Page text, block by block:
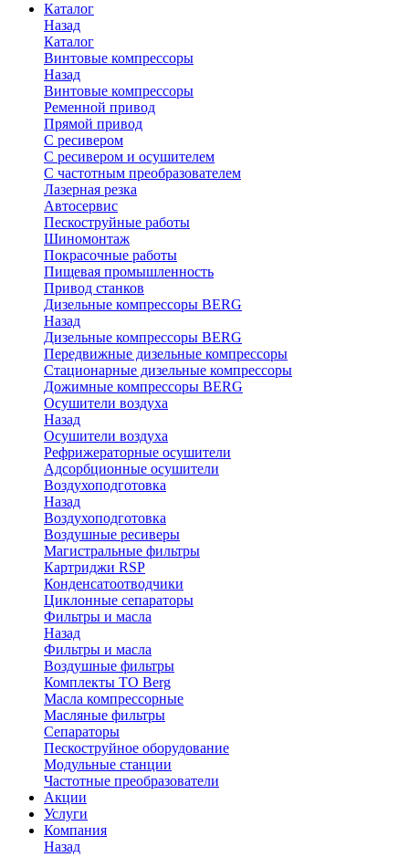
Каталог
Назад
Каталог
Винтовые компрессоры
Назад
Винтовые компрессоры
Ременной привод
Прямой привод
С ресивером
С ресивером и осушителем
С частотным преобразователем
Лазерная резка
Автосервис
Пескоструйные работы
Шиномонтаж
Покрасочные работы
Пищевая промышленность
Привод станков
Дизельные компрессоры BERG
Назад
Дизельные компрессоры BERG
Передвижные дизельные компрессоры
Стационарные дизельные компрессоры
Дожимные компрессоры BERG
Осушители воздуха
Назад
Осушители воздуха
Рефрижераторные осушители
Адсорбционные осушители
Воздухоподготовка
Назад
Воздухоподготовка
Воздушные ресиверы
Магистральные фильтры
Картриджи RSP
Конденсатоотводчики
Циклонные сепараторы
Фильтры и масла
Назад
Фильтры и масла
Воздушные фильтры
Комплекты ТО Berg
Масла компрессорные
Масляные фильтры
Сепараторы
Пескоструйное оборудование
Модульные станции
Частотные преобразователи
Акции
Услуги
Компания
Назад